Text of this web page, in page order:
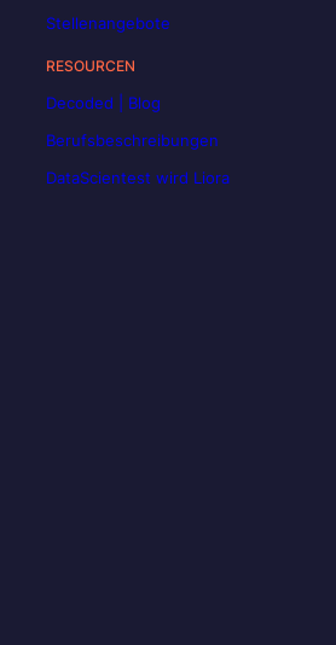
Stellenangebote
RESOURCEN
Decoded | Blog
Berufsbeschreibungen
DataScientest wird Liora